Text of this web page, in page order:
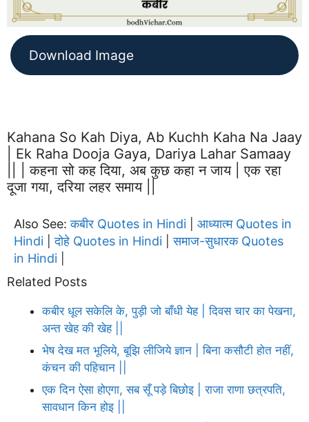
Download Image
Kahana So Kah Diya, Ab Kuchh Kaha Na Jaay
| Ek Raha Dooja Gaya, Dariya Lahar Samaay
|| | कहना सो कह दिया, अब कुछ कहा न जाय | एक रहा
दूजा गया, दरिया लहर समाय ||
Also See:कबीर Quotes in Hindi
आध्यात्म Quotes in
Hindi |दोहे Quotes in Hindi |समाज-सुधारक Quotes
in Hindi
Related Posts
कबीर धूल सकेलि के, पुड़ी जो बाँधी येह | दिवस चार का पेखना,
अन्त खेह की खेह ||
भेष देख मत भूलिये, बूझि लीजिये ज्ञान | बिना कसौटी होत नहीं,
कंचन की पहिचान ||
एक दिन ऐसा होएगा, सब सूँ पड़े बिछोइ | राजा राणा छत्रपति,
सावधान किन होइ ||